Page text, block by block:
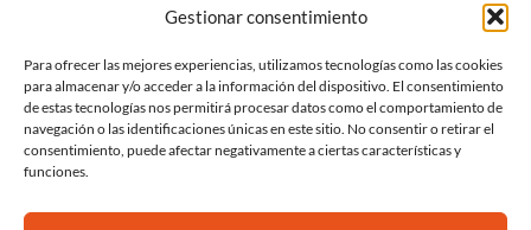
Gestionar consentimiento
Para ofrecer las mejores experiencias, utilizamos tecnologías como las cookies
para almacenar y/o acceder a la información del dispositivo. El consentimiento
de estas tecnologías nos permitirá procesar datos como el comportamiento de
navegación o las identificaciones únicas en este sitio. No consentir o retirar el
consentimiento, puede afectar negativamente a ciertas características y
funciones.
Entrar
Ver carrito
Mi lista de deseos
Proceder al pago